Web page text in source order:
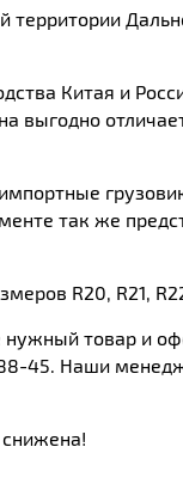
территории
Китая и
выгодно
так же
R20, R21, R
нужный товар и
45. Наши